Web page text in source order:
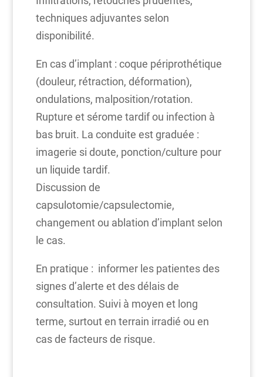
techniques adjuvantes selon
disponibilité.
En cas d’implant : coque périprothétique
(douleur, rétraction, déformation),
ondulations, malposition/rotation.
Rupture et sérome tardif ou infection à
bas bruit. La conduite est graduée :
imagerie si doute, ponction/culture pour
un liquide tardif.
Discussion de
capsulotomie/capsulectomie,
changement ou ablation d’implant selon
le cas.
En pratique : informer les patientes des
signes d’alerte et des délais de
consultation. Suivi à moyen et long
terme, surtout en terrain irradié ou en
cas de facteurs de risque.